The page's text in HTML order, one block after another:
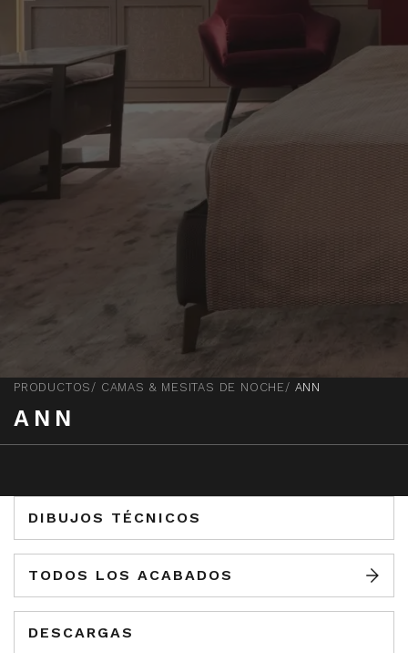
PRODUCTOS CAMAS & MESITAS DE NOCHE ANN
ANN
DIBUJOS TÉCNICOS
TODOS LOS ACABADOS
DESCARGAS